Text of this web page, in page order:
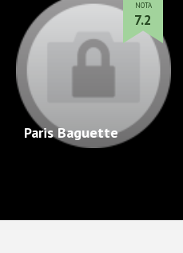
Paris Baguette
NOTA
7.2